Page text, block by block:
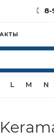
8-
L M N